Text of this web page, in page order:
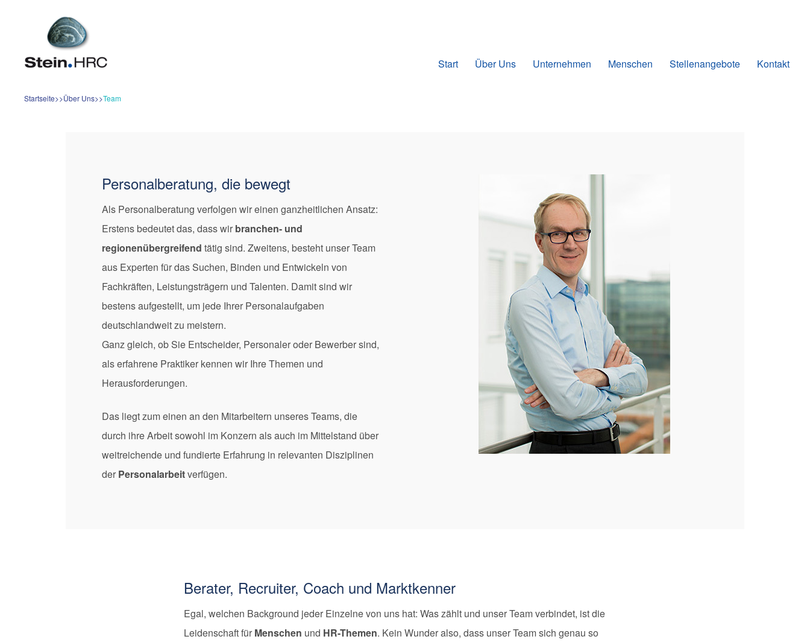
Start Über Uns Unternehmen Menschen Stellenangebote Kontakt
Startseite Über Uns Team
Personalberatung, die bewegt
Als Personalberatung verfolgen wir einen ganzheitlichen Ansatz:
Erstens bedeutet das, dass wir branchen- und
regionenübergreifendtätig sind. Zweitens, besteht unser Team
aus Experten für das Suchen, Binden und Entwickeln von
Fachkräften, Leistungsträgern und Talenten. Damit sind wir
bestens aufgestellt, um jede Ihrer Personalaufgaben
deutschlandweit zu meistern.
Ganz gleich, ob Sie Entscheider, Personaler oder Bewerber sind,
als erfahrene Praktiker kennen wir Ihre Themen und
Herausforderungen.
Das liegt zum einen an den Mitarbeitern unseres Teams, die
durch ihre Arbeit sowohl im Konzern als auch im Mittelstand über
weitreichende und fundierte Erfahrung in relevanten Disziplinen
der Personalarbeitverfügen.
Berater, Recruiter, Coach und Marktkenner
Egal, welchen Background jeder Einzelne von uns hat: Was zählt und unser Team verbindet, ist die
Leidenschaft für Menschen und HR-Themen. Kein Wunder also, dass unser Team sich genau so